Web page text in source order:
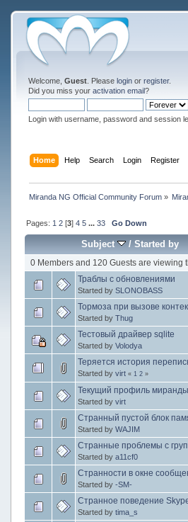
Welcome, Guest. Please loginor register.
Did you miss your activation email?
Login with username, password and session
Home Help Search Login Register
Miranda NG Official Community Forum»
Pages: 1 2[3] 4 5 ... 33 Go Down
Subject / Started by
0 Members and 120 Guests are viewing
Траблы с обновлениями
Started by SLONOBASS
Тормоза при вызове
Started by Thug
Тестовый драйвер sqlite
Started by Volodya
Теряется история
Started by virt « 1 2»
Текущий профиль
Started by virt
Странный пустой блок
Started by WAJIM
Странные проблемы с
Started by a11cf0
Странности в окне
Started by -SM-
Странное поведение
Started by tima_s